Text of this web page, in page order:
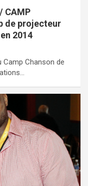
CAMP
de projecteur
2014
Camp Chanson de